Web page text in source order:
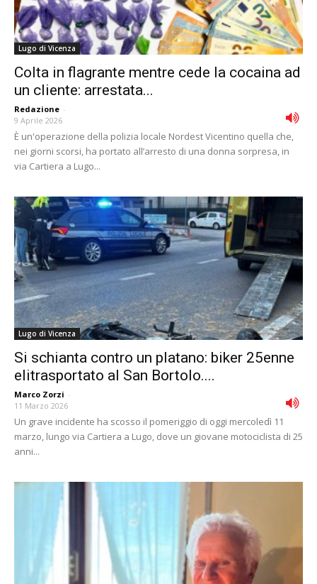
Lugo di Vicenza
Colta in flagrante mentre cede la cocaina ad
un cliente: arrestata...
Redazione -
9 Aprile 2026
È un'operazione della polizia locale Nordest Vicentino quella che,
nei giorni scorsi, ha portato all’arresto di una donna sorpresa, in
via Cartiera a Lugo...
Lugo di Vicenza
Si schianta contro un platano: biker 25enne
elitrasportato al San Bortolo....
Marco Zorzi -
11 Marzo 2026
Un grave incidente ha scosso il pomeriggio di oggi mercoledì 11
marzo, lungo via Cartiera a Lugo, dove un giovane motociclista di 25
anni...